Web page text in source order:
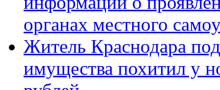
органах местного
Житель Краснодара
имущества похитил у